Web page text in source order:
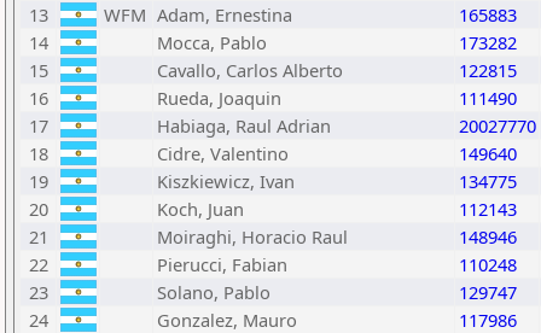
13
WFM Adam, Ernestina
165883
14
Mocca, Pablo
173282
15
Cavallo, Carlos Alberto
122815
16
Rueda, Joaquin
111490
17
Habiaga, Raul Adrian
20027770
18
Cidre, Valentino
149640
19
Kiszkiewicz, Ivan
134775
20
Koch, Juan
112143
21
Moiraghi, Horacio Raul
148946
22
Pierucci, Fabian
110248
23
Solano, Pablo
129747
24
Gonzalez, Mauro
117986